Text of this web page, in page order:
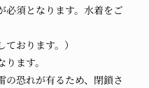
須となります。水着をご
ております。）
ます。
の恐れが有るため、閉鎖さ